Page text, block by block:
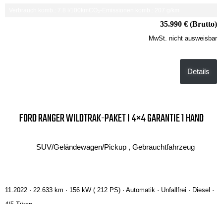
35.990 € (Brutto)
MwSt. nicht ausweisbar
Details
FORD RANGER WILDTRAK-PAKET I 4×4 GARANTIE 1 HAND
SUV/Geländewagen/Pickup , Gebrauchtfahrzeug
11.2022 · 22.633 km · 156 kW ( 212 PS) · Automatik · Unfallfrei · Diesel ·